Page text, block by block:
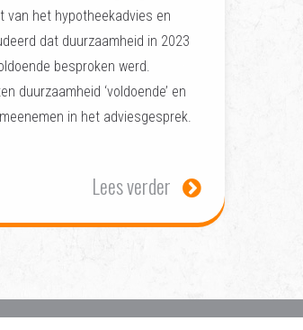
van het hypotheekadvies en
dat duurzaamheid in 2023
besproken werd.
duurzaamheid ‘voldoende’ en
in het adviesgesprek.
Lees verder